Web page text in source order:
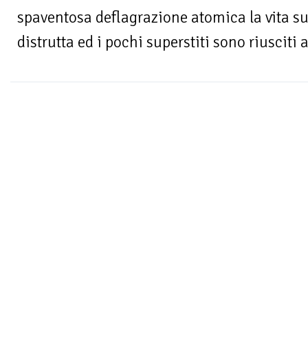
spaventosa deflagrazione atomica la vita
distrutta ed i pochi superstiti sono riusciti